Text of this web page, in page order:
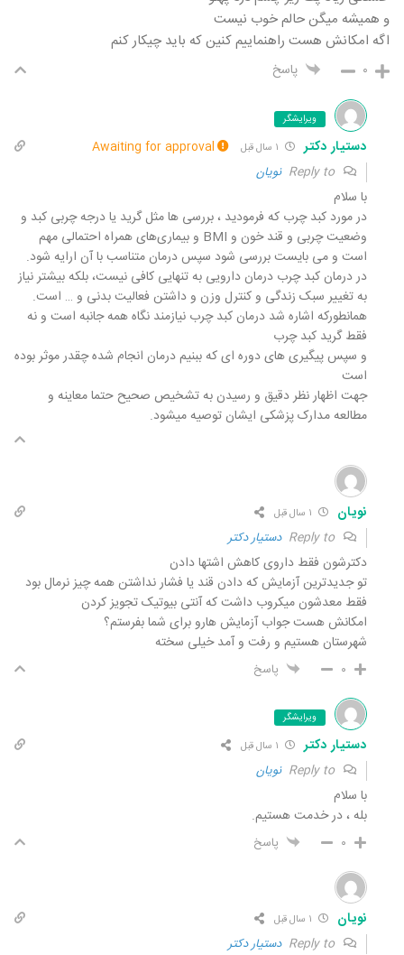
و همیشه میگن حالم خوب نیست
اگه امکانش هست راهنماییم کنین که باید چیکار کنم
۰ پاسخ
ویرایشگر
دستیار دکتر
Awaiting for approval
نویان
با سلام
در مورد کبد چرب که فرموديد ، بررسی ها مثل گرید یا درجه چربی کبد و
وضعیت چربی و قند خون و BMI و بیماری‌های همراه احتمالی مهم
است و می بايست بررسی شود سپس درمان متناسب با آن ارایه شود.
در درمان کبد چرب درمان دارویی به تنهایی کافی نیست، بلکه بیشتر نیاز
به تغییر سبک زندگی و کنترل وزن و داشتن فعالیت بدنی و … است.
همانطورکه اشاره شد درمان کبد چرب نیازمند نگاه همه جانبه است و نه
فقط گرید کبد چرب
و سپس پیگیری های دوره ای که ببنیم درمان انجام شده چقدر موثر بوده
است
جهت اظهار نظر دقیق و رسیدن به تشخیص صحیح حتما معاینه و
مطالعه مدارک پزشکی ایشان توصیه میشود.
نویان
دستیار دکتر
دکترشون فقط داروی کاهش اشتها دادن
تو جدیدترین آزمایش که دادن قند یا فشار نداشتن همه چیز نرمال بود
فقط معدشون میکروب داشت که آنتی بیوتیک تجویز کردن
امکانش هست جواب آزمایش هارو برای شما بفرستم؟
شهرستان هستیم و رفت و آمد خیلی سخته
۰ پاسخ
ویرایشگر
دستیار دکتر
نویان
با سلام
بله ، در خدمت هستیم.
۰ پاسخ
نویان
دستیار دکتر